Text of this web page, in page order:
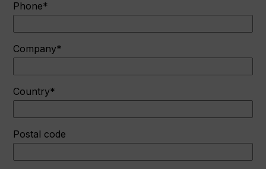
Phone*
Company*
Country*
Postal code